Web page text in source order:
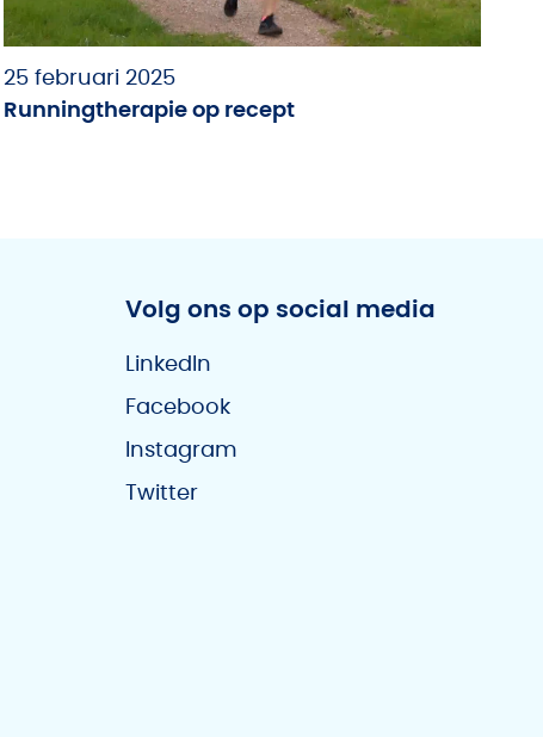
25 februari 2025
Runningtherapie op recept
Volg ons op social media
LinkedIn
Facebook
Instagram
Twitter